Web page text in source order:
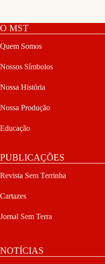
O MST
Quem Somos
Nossos Símbolos
Nossa História
Nossa Produção
Educação
PUBLICAÇÕES
Revista Sem Terrinha
Cartazes
Jornal Sem Terra
NOTÍCIAS